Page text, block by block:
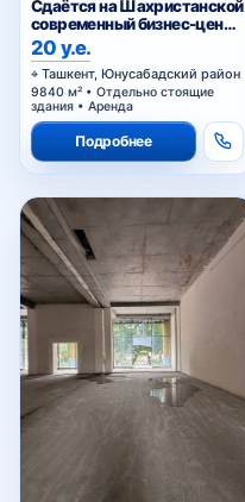
Сдаётся на Шахристанской
современный бизнес-центр
в аренду
20 у.е.
Ташкент, Юнусабадский район
9840 м² • Отдельно стоящие
здания • Аренда
Подробнее